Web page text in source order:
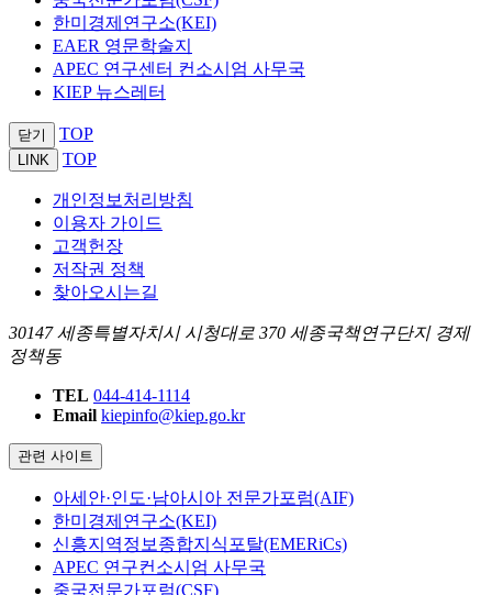
한미경제연구소(KEI)
EAER 영문학술지
APEC 연구센터 컨소시엄 사무국
KIEP 뉴스레터
닫기 TOP
LINK TOP
개인정보처리방침
이용자 가이드
고객헌장
저작권 정책
찾아오시는길
30147 세종특별자치시 시청대로 370 세종국책연구단지 경제
정책동
TEL 044-414-1114
Email kiepinfo@kiep.go.kr
관련 사이트
아세안·인도·남아시아 전문가포럼(AIF)
한미경제연구소(KEI)
신흥지역정보종합지식포탈(EMERiCs)
APEC 연구컨소시엄 사무국
중국전문가포럼(CSF)